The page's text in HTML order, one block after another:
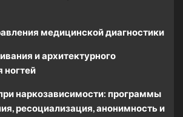
медицинской диагностики
и архитектурного
ногтей
наркозависимости: программы
ресоциализация, анонимность и